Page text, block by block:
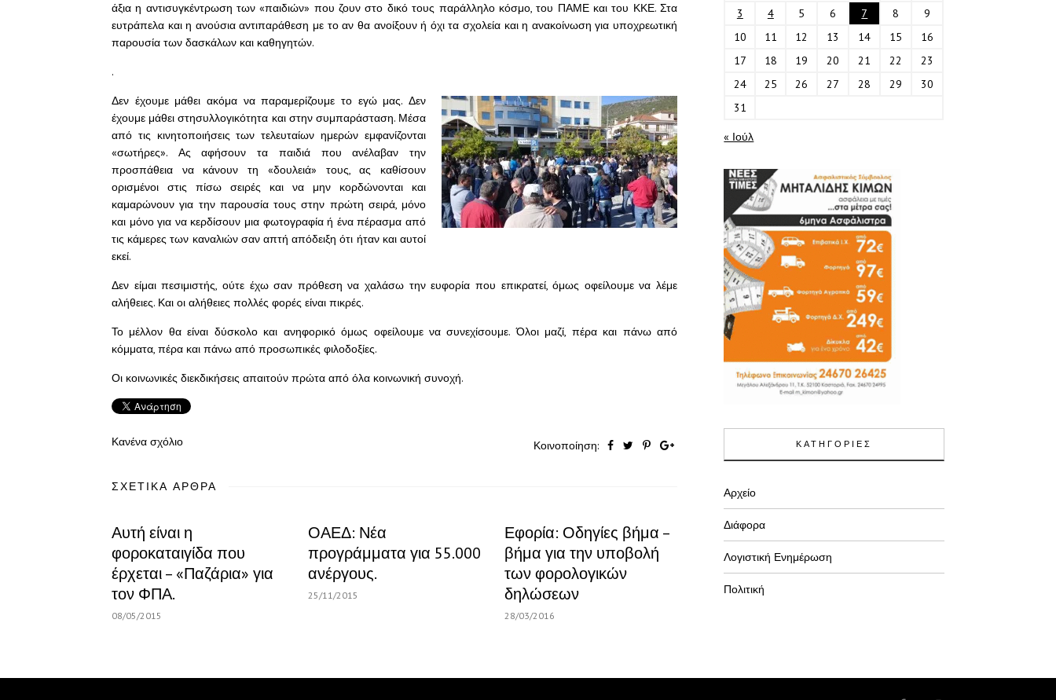
άξια η αντισυγκέντρωση των «παιδιών» που ζουν στο δικό τους παράλληλο κόσμο, του ΠΑΜΕ και του ΚΚΕ. Στα
ευτράπελα και η ανούσια αντιπαράθεση με το αν θα ανοίξουν ή όχι τα σχολεία και η ανακοίνωση για υποχρεωτική
παρουσία των δασκάλων και καθηγητών.
.
Δεν έχουμε μάθει ακόμα να παραμερίζουμε το εγώ μας. Δεν
έχουμε μάθει στησυλλογικότητα και στην συμπαράσταση. Μέσα
από τις κινητοποιήσεις των τελευταίων ημερών εμφανίζονται
«σωτήρες». Ας αφήσουν τα παιδιά που ανέλαβαν την
προσπάθεια να κάνουν τη «δουλειά» τους, ας καθίσουν
ορισμένοι στις πίσω σειρές και να μην κορδώνονται και
καμαρώνουν για την παρουσία τους στην πρώτη σειρά, μόνο
και μόνο για να κερδίσουν μια φωτογραφία ή ένα πέρασμα από
τις κάμερες των καναλιών σαν απτή απόδειξη ότι ήταν και αυτοί
εκεί.
Δεν είμαι πεσιμιστής, ούτε έχω σαν πρόθεση να χαλάσω την ευφορία που επικρατεί, όμως οφείλουμε να λέμε
αλήθειες. Και οι αλήθειες πολλές φορές είναι πικρές.
Το μέλλον θα είναι δύσκολο και ανηφορικό όμως οφείλουμε να συνεχίσουμε. Όλοι μαζί, πέρα και πάνω από
κόμματα, πέρα και πάνω από προσωπικές φιλοδοξίες.
Οι κοινωνικές διεκδικήσεις απαιτούν πρώτα από όλα κοινωνική συνοχή.
Κανένα σχόλιο Κοινοποίηση:
ΣΧΕΤΙΚΆ ΆΡΘΡΑ
Αυτή είναι η
φοροκαταιγίδα που
έρχεται – «Παζάρια» για
τον ΦΠΑ.
08/05/2015
ΟΑΕΔ: Νέα
προγράμματα για 55.000
ανέργους.
25/11/2015
Εφορία: Οδηγίες βήμα –
βήμα για την υποβολή
των φορολογικών
δηλώσεων
28/03/2016
3
4 5 6 7 8
9
10
11 12 13 14 15
16
17
18 19 20 21 22
23
24
25 26 27 28 29
30
31
« Ιούλ
ΚΑΤΗΓΟΡΙΕΣ
Αρχείο
Διάφορα
Λογιστική Ενημέρωση
Πολιτική